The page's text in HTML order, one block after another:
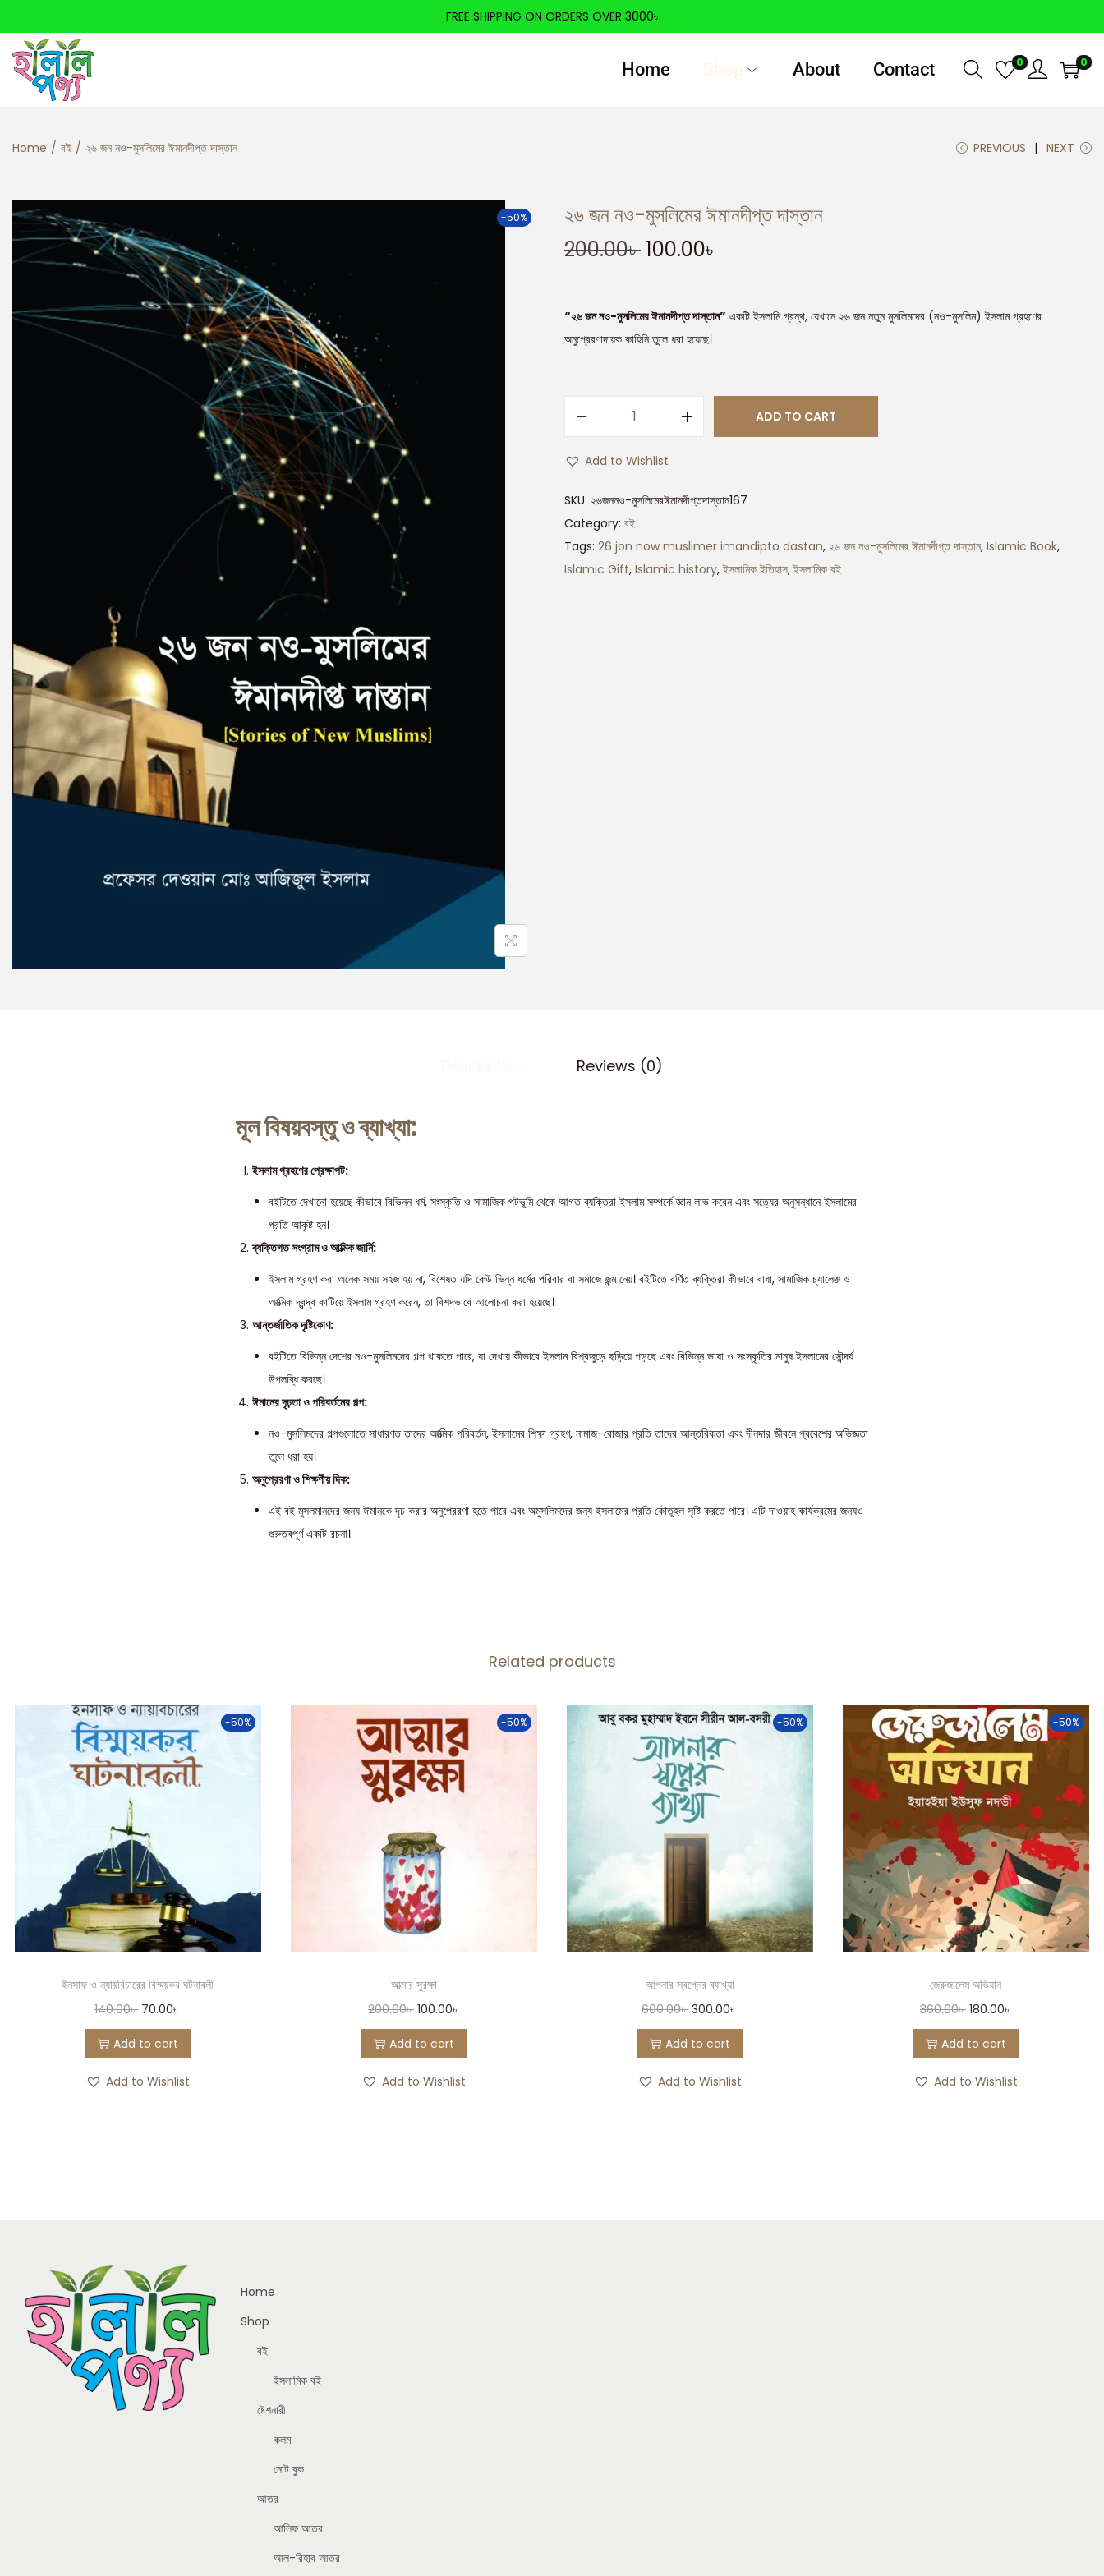
FREE SHIPPING ON ORDERS OVER 3000৳
Home About Contact 0 0
Home / বই / ২৬ জন নও-মুসলিমের ঈমানদীপ্ত দাস্তান PREVIOUS NEXT
-50%
২৬ জন নও-মুসলিমের ঈমানদীপ্ত দাস্তান
200.00৳100.00৳
“২৬ জন নও-মুসলিমের ঈমানদীপ্ত দাস্তান” একটি ইসলামি গ্রন্থ, যেখানে ২৬ জন নতুন মুসলিমদের (নও-মুসলিম) ইসলাম গ্রহণের
অনুপ্রেরণাদায়ক কাহিনি তুলে ধরা হয়েছে।
ADD TO CART
Add to Wishlist
SKU: ২৬জননও-মুসলিমেরঈমানদীপ্তদাস্তান167
Category: বই
Tags: 26 jon now muslimer imandipto dastan, ২৬ জন নও-মুসলিমের ঈমানদীপ্ত দাস্তান, Islamic Book,
Islamic Gift, Islamic history, ইসলামিক ইতিহাস, ইসলামিক বই
Reviews (0)
মূল বিষয়বস্তু ও ব্যাখ্যা:
ইসলাম গ্রহণের প্রেক্ষাপট:
বইটিতে দেখানো হয়েছে কীভাবে বিভিন্ন ধর্ম, সংস্কৃতি ও সামাজিক পটভূমি থেকে আগত ব্যক্তিরা ইসলাম সম্পর্কে জ্ঞান লাভ করেন এবং সত্যের অনুসন্ধানে ইসলামের
প্রতি আকৃষ্ট হন।
ব্যক্তিগত সংগ্রাম ও আত্মিক জার্নি:
ইসলাম গ্রহণ করা অনেক সময় সহজ হয় না, বিশেষত যদি কেউ ভিন্ন ধর্মের পরিবার বা সমাজে জন্ম নেয়। বইটিতে বর্ণিত ব্যক্তিরা কীভাবে বাধা, সামাজিক চ্যালেঞ্জ ও
আত্মিক দ্বন্দ্ব কাটিয়ে ইসলাম গ্রহণ করেন, তা বিশদভাবে আলোচনা করা হয়েছে।
আন্তর্জাতিক দৃষ্টিকোণ:
বইটিতে বিভিন্ন দেশের নও-মুসলিমদের গল্প থাকতে পারে, যা দেখায় কীভাবে ইসলাম বিশ্বজুড়ে ছড়িয়ে পড়ছে এবং বিভিন্ন ভাষা ও সংস্কৃতির মানুষ ইসলামের সৌন্দর্য
উপলব্ধি করছে।
ঈমানের দৃঢ়তা ও পরিবর্তনের গল্প:
নও-মুসলিমদের গল্পগুলোতে সাধারণত তাদের আত্মিক পরিবর্তন, ইসলামের শিক্ষা গ্রহণ, নামাজ-রোজার প্রতি তাদের আন্তরিকতা এবং দীনদার জীবনে প্রবেশের অভিজ্ঞতা
তুলে ধরা হয়।
অনুপ্রেরণা ও শিক্ষণীয় দিক:
এই বই মুসলমানদের জন্য ঈমানকে দৃঢ় করার অনুপ্রেরণা হতে পারে এবং অমুসলিমদের জন্য ইসলামের প্রতি কৌতূহল সৃষ্টি করতে পারে। এটি দাওয়াহ কার্যক্রমের জন্যও
গুরুত্বপূর্ণ একটি রচনা।
Related products
-50%
ইনসাফ ও ন্যায়বিচারের বিস্ময়কর ঘটনাবলী
140.00৳ 70.00৳
Add to cart
Add to Wishlist
-50%
আত্মার সুরক্ষা
200.00৳ 100.00৳
Add to cart
Add to Wishlist
-50%
আপনার স্বপ্নের ব্যাখ্যা
600.00৳ 300.00৳
Add to cart
Add to Wishlist
-50%
জেরুজালেম অভিযান
360.00৳ 180.00৳
Add to cart
Add to Wishlist
Home
Shop
বই
ইসলামিক বই
ষ্টেশনারী
কলম
নোট বুক
আতর
আলিফ আতর
আল-রিহাব আতর